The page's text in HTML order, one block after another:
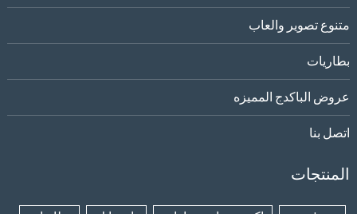
متنوع تصوير والعاب
بطاريات
عروض الباكدج المميزه
اتصل بنا
المنتجات